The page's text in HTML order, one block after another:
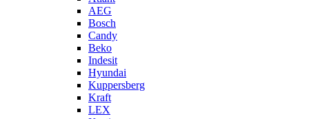
AEG
Bosch
Candy
Beko
Indesit
Hyundai
Kuppersberg
Kraft
LEX